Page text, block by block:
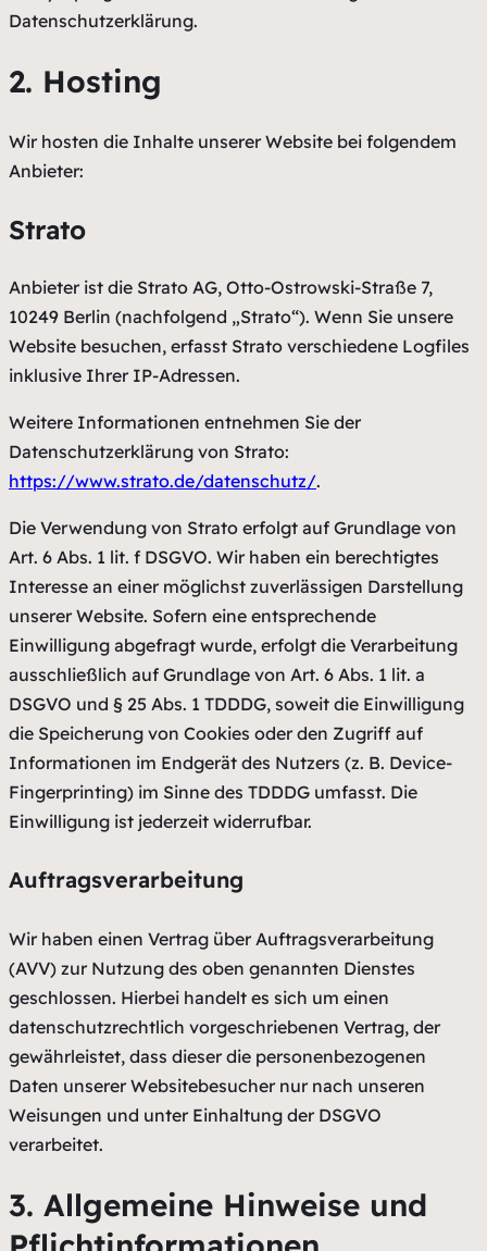
Datenschutzerklärung.
2. Hosting
Wir hosten die Inhalte unserer Website bei folgendem
Anbieter:
Strato
Anbieter ist die Strato AG, Otto-Ostrowski-Straße 7,
10249 Berlin (nachfolgend „Strato“). Wenn Sie unsere
Website besuchen, erfasst Strato verschiedene Logfiles
inklusive Ihrer IP-Adressen.
Weitere Informationen entnehmen Sie der
Datenschutzerklärung von Strato:
https://www.strato.de/datenschutz/.
Die Verwendung von Strato erfolgt auf Grundlage von
Art. 6 Abs. 1 lit. f DSGVO. Wir haben ein berechtigtes
Interesse an einer möglichst zuverlässigen Darstellung
unserer Website. Sofern eine entsprechende
Einwilligung abgefragt wurde, erfolgt die Verarbeitung
ausschließlich auf Grundlage von Art. 6 Abs. 1 lit. a
DSGVO und § 25 Abs. 1 TDDDG, soweit die Einwilligung
die Speicherung von Cookies oder den Zugriff auf
Informationen im Endgerät des Nutzers (z. B. Device-
Fingerprinting) im Sinne des TDDDG umfasst. Die
Einwilligung ist jederzeit widerrufbar.
Auftragsverarbeitung
Wir haben einen Vertrag über Auftragsverarbeitung
(AVV) zur Nutzung des oben genannten Dienstes
geschlossen. Hierbei handelt es sich um einen
datenschutzrechtlich vorgeschriebenen Vertrag, der
gewährleistet, dass dieser die personenbezogenen
Daten unserer Websitebesucher nur nach unseren
Weisungen und unter Einhaltung der DSGVO
verarbeitet.
3. Allgemeine Hinweise und